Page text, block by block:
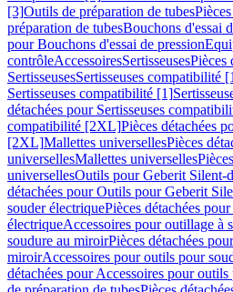
[3]Outils de préparation de tubes
préparation de tubesBouchons d'essai
pour Bouchons d'essai de pression
contrôleAccessoiresSertisseusesPièces
SertisseusesSertisseuses compatibilité
Sertisseuses compatibilité [1]
détachées pour Sertisseuses
compatibilité [2XL]Pièces détachées
[2XL]Mallettes universellesPièces
universellesMallettes universelles
universellesOutils pour Geberit Silent-
détachées pour Outils pour Geberit
souder électriquePièces détachées
électriqueAccessoires pour outillage à
soudure au miroirPièces détachées
miroirAccessoires pour outils pour
détachées pour Accessoires pour